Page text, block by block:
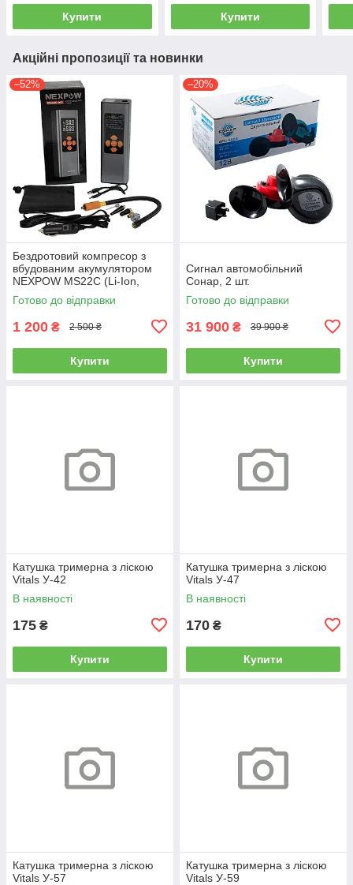
Купити Купити
Акційні пропозиції та новинки
–52%
Бездротовий компресор з
вбудованим акумулятором
NEXPOW MS22C (Li-Ion,
6000 mAh, 60W)
Готово до відправки
1 200 ₴ 2 500 ₴
Купити
–20%
Сигнал автомобільний
Сонар, 2 шт.
Готово до відправки
31 900 ₴ 39 900 ₴
Купити
Катушка тримерна з ліскою
Vitals У-42
В наявності
175 ₴
Купити
Катушка тримерна з ліскою
Vitals У-47
В наявності
170 ₴
Купити
Катушка тримерна з ліскою
Vitals У-57
Катушка тримерна з ліскою
Vitals У-59